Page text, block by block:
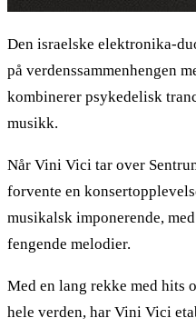
Den israelske elektronika-
på verdenssammenhengen
kombinerer psykedelisk
musikk.
Når Vini Vici tar over
forvente en
musikalsk imponerende,
fengende melodier.
Med en lang rekke med hits
hele verden, har Vini Vici